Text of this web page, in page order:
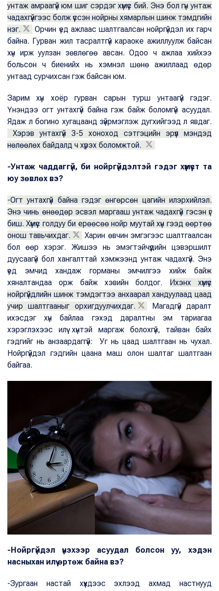
унтаж амраагүй юм шиг сэрдэг хүмүүс бий. Энэ бол гүн унтаж
чадахгүйгээс болж үүссэн нойрны хямарлын шинж тэмдгийн
нэг.
Орчин үед ажлаас шалтгаалсан нойргүйдэл их гарч
байна. Гурван жил тасралтгүй караоке ажиллуулж байсан
хүн ирж уулзан зөвлөгөө авсан. Одоо ч ажлаа хийхээ
больсон ч биенийх нь хэмнэл шөнө ажиллаад өдөр
унтаад сурчихсан гэж байсан юм.
Зарим хүн хоёр гурван сарын турш унтаагүй гэдэг.
Үнэндээ огт унтахгүй байна гэж байж боломгүй асуудал.
Ядаж л богино хугацаанд зүйрмэглэж дугхийгээд л явдаг.
Хэрэв унтахгүй 3-5 хоноход сэтгэцийн эрүүл мэндэд
нөлөөлөх байдалд ч хүрэх боломжтой.
-Унтаж чаддаггүй, би нойргүйдэлтэй гэдэг хүмүүст та
юу зөвлөх вэ?
-Огт унтахгүй байна гэдэг өнгөрсөн цагийн илэрхийлэл.
Энэ чинь өнөөдөр эсвэл маргааш унтаж чадахгүй гэсэн үг
биш. Хүмүүс голдуу би ерөөсөө нойр муутай хүн гээд өөртөө
онош тавьчихдаг.
Харин өвчин эмгэгээс шалтгаалсан
бол өөр хэрэг. Жишээ нь эмэгтэйчүүдийн цэвэршилт
дуусаагүй бол хангалттай хэмжээнд унтаж чадахгүй. Энэ
үед эмчид хандаж горманы эмчилгээ хийж байж
хяналтандаа орж байж хэвийн болдог. Ихэнх хүмүүс
нойргүйдлийн шинж тэмдэгтээ анхаарал хандуулаад цаад
учир шалтгааныг орхигдуулчихдаг.
Магадгүй даралт
ихэсдэг хүн байлаа гэхэд даралтны эм тариагаа
хэрэглэхээс илүү хүнтэй маргаж болохгүй, тайван байх
гэдгийг нь анзаардаггүй: Уг нь цаад шалтгаан нь чухал.
Нойргүйдэл гэдгийн цаана маш олон шалтаг шалтгаан
байгаа.
-Нойргүйдэл үнэхээр асуудал болсон уу, хэдэн
насныхан илүү өртөж байна вэ?
-Зургаан настай хүүхдээс эхлээд ахмад настнууд